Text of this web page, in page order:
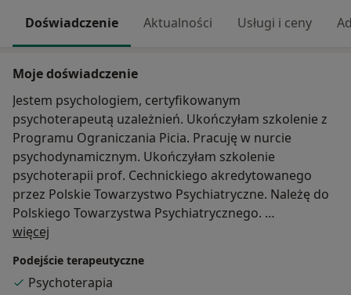
Doświadczenie Aktualności Usługi i ceny
Moje doświadczenie
Jestem psychologiem, certyfikowanym
psychoterapeutą uzależnień. Ukończyłam szkolenie z
Programu Ograniczania Picia. Pracuję w nurcie
psychodynamicznym. Ukończyłam szkolenie
psychoterapii prof. Cechnickiego akredytowanego
przez Polskie Towarzystwo Psychiatryczne. Należę do
Polskiego Towarzystwa Psychiatrycznego.
Doświadczenie zdobyłam pracując w Poradni Terapii
Uzależnień i Współuzależnień oraz na Oddziale
Dziennym Leczenia Uzależnień. Obecnie prowadzę
terapię indywidualną i grupową.
więcej
Podejście terapeutyczne
Psychoterapia